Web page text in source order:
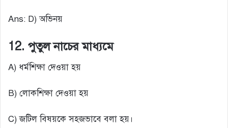
Ans: D) অভিনয়
12. পুতুল নাচের মাধ্যমে
A) ধর্মশিক্ষা দেওয়া হয়
B) লোকশিক্ষা দেওয়া হয়
C) জটিল বিষয়কে সহজভাবে বলা হয়।